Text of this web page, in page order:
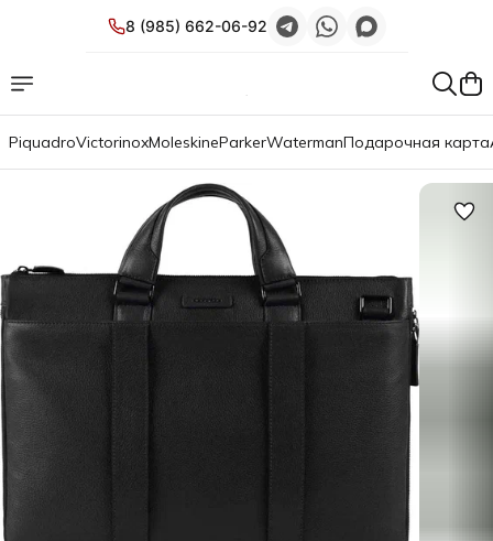
8 (985) 662-06-92
PiquadroVictorinoxMoleskineParkerWatermanПодарочная карта